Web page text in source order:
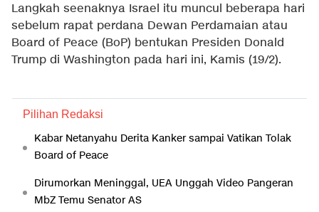
Langkah seenaknya Israel itu muncul beberapa hari
sebelum rapat perdana Dewan Perdamaian atau
Board of Peace (BoP) bentukan Presiden Donald
Trump di Washington pada hari ini, Kamis (19/2).
Pilihan Redaksi
Kabar Netanyahu Derita Kanker sampai Vatikan Tolak
Board of Peace
Dirumorkan Meninggal, UEA Unggah Video Pangeran
MbZ Temu Senator AS